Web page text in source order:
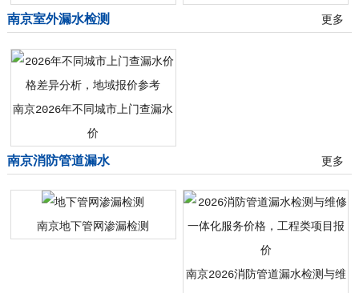
更多
南京室外漏水检测
南京2026年不同城市上门查漏水
价
更多
南京消防管道漏水
南京地下管网渗漏检测
南京2026消防管道漏水检测与维